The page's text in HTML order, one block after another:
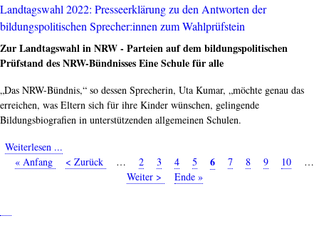
-
Enquetekommission
für
das
Recht
auf
inklusive
Bildung!
Landtagswahl 2022: Presseerklärung zu den Antworten der
bildungspolitischen Sprecher:innen zum Wahlprüfstein
Zur Landtagswahl in NRW - Parteien auf dem bildungspolitischen
Prüfstand des NRW-Bündnisses Eine Schule für alle
„Das NRW-Bündnis,“ so dessen Sprecherin, Uta Kumar, „möchte genau das
erreichen, was Eltern sich für ihre Kinder wünschen, gelingende
Bildungsbiografien in unterstützenden allgemeinen Schulen.
Weiterlesen ...
Landtagswahl
Seitennummerierung
Erste
« Anfang
Vorherige
< Zurück … Seite
2 Seite
3 Seite
4 Seite
5 Seite
6 Seite
7 Seite
8 Seite
9 Seite
10
…
Nächste
Weiter >
Letzte
Ende »